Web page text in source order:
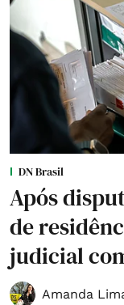
DN Brasil
Após
de
judicial
Amanda